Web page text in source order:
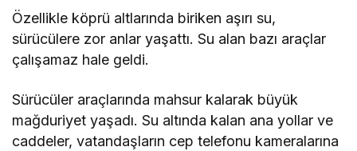
Özellikle köprü altlarında biriken aşırı su,
sürücülere zor anlar yaşattı. Su alan bazı araçlar
çalışamaz hale geldi.
Sürücüler araçlarında mahsur kalarak büyük
mağduriyet yaşadı. Su altında kalan ana yollar ve
caddeler, vatandaşların cep telefonu kameralarına